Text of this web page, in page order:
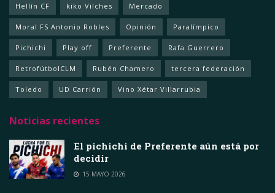
Hellín CF kiko Vilches Mercado
Moral FS Antonio Robles Opinión Paralímpico
Pichichi Play off Preferente Rafa Guerrero
RetrofútbolCLM Rubén Chamero tercera federación
Toledo UD Carrión Vino Xétar Villarrubia
Noticias recientes
El pichichi de Preferente aún está por
decidir
15 MAYO 2026